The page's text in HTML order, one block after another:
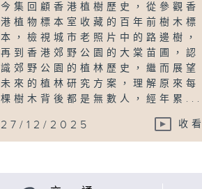
今集回顧香港植樹歷史，從參觀香
港植物標本室收藏的百年前樹木標
本，檢視城市老照片中的路邊樹，
再到香港郊野公園的大棠苗圃，認
識郊野公園的植林歷史，繼而展望
未來的植林研究方案，理解原來每
棵樹木背後都是無數人，經年累...
27/12/2025 收看